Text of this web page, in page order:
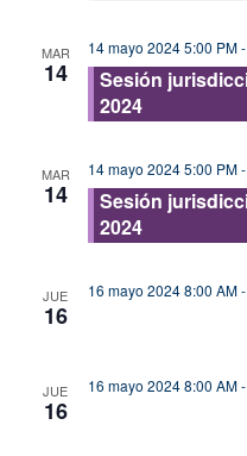
MAR
14
14 mayo 2024 5:00 PM-
Sesión
2024
MAR
14
14 mayo 2024 5:00 PM-
Sesión
2024
JUE
16
16 mayo 2024 8:00 AM-
JUE
16
16 mayo 2024 8:00 AM-